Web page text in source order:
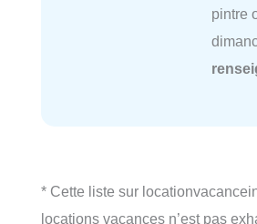
pintre
* Cette liste sur
locations vacances n’est pas